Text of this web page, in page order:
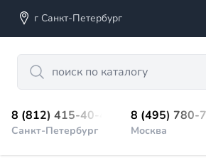
г Санкт-Петербург
Search
8 (812) 415-40-45
Санкт-Петербург
8 (495) 780-
Москва